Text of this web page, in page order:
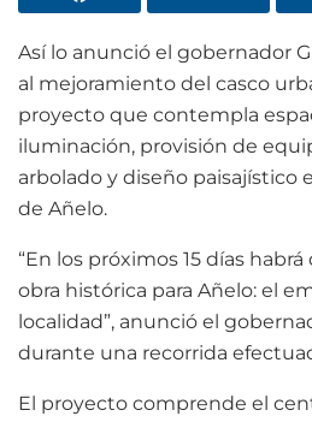
Así lo anunció el gobernador
al mejoramiento del casco
proyecto que contempla
iluminación, provisión de
arbolado y diseño paisajístico
de Añelo.
“En los próximos 15 días
obra histórica para Añelo: el
localidad”, anunció el
durante una recorrida
El proyecto comprende el